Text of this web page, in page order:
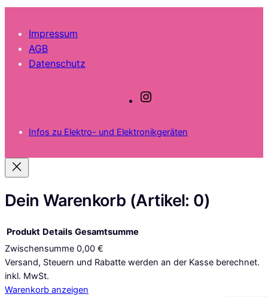
Impressum
AGB
Datenschutz
t
m
Infos zu Elektro- und Elektronikgeräten
Dein Warenkorb (Artikel: 0)
Produkte
im
Produkt Details Gesamtsumme
Zwischensumme 0,00 €
Versand, Steuern und Rabatte werden an der Kasse berechnet.
inkl. MwSt.
Warenkorb anzeigen